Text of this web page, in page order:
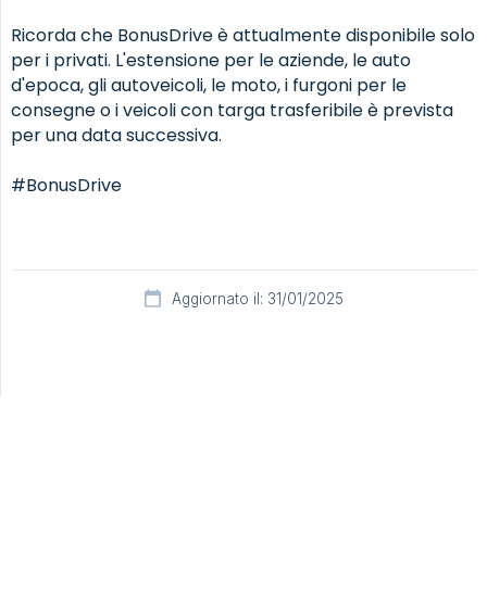
Ricorda che BonusDrive è attualmente disponibile solo
per i privati. L'estensione per le aziende, le auto
d'epoca, gli autoveicoli, le moto, i furgoni per le
consegne o i veicoli con targa trasferibile è prevista
per una data successiva.
#BonusDrive
Aggiornato il: 31/01/2025